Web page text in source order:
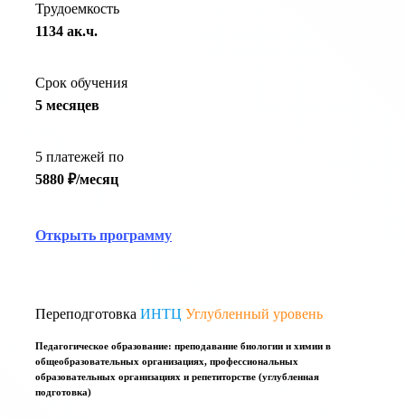
Трудоемкость
1134 ак.ч.
Срок обучения
5 месяцев
5 платежей по
5880 ₽/месяц
Открыть программу
Переподготовка ИНТЦ Углубленный уровень
Педагогическое образование: преподавание биологии и химии в
общеобразовательных организациях, профессиональных
образовательных организациях и репетиторстве (углубленная
подготовка)